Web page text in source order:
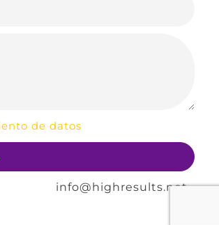
de datos
info@highresults.net